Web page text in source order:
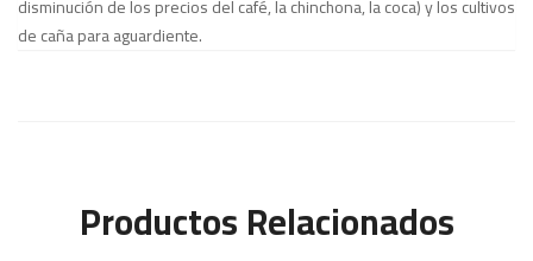
disminución de los precios del café, la chinchona, la coca) y los cultivos
de caña para aguardiente.
Productos Relacionados